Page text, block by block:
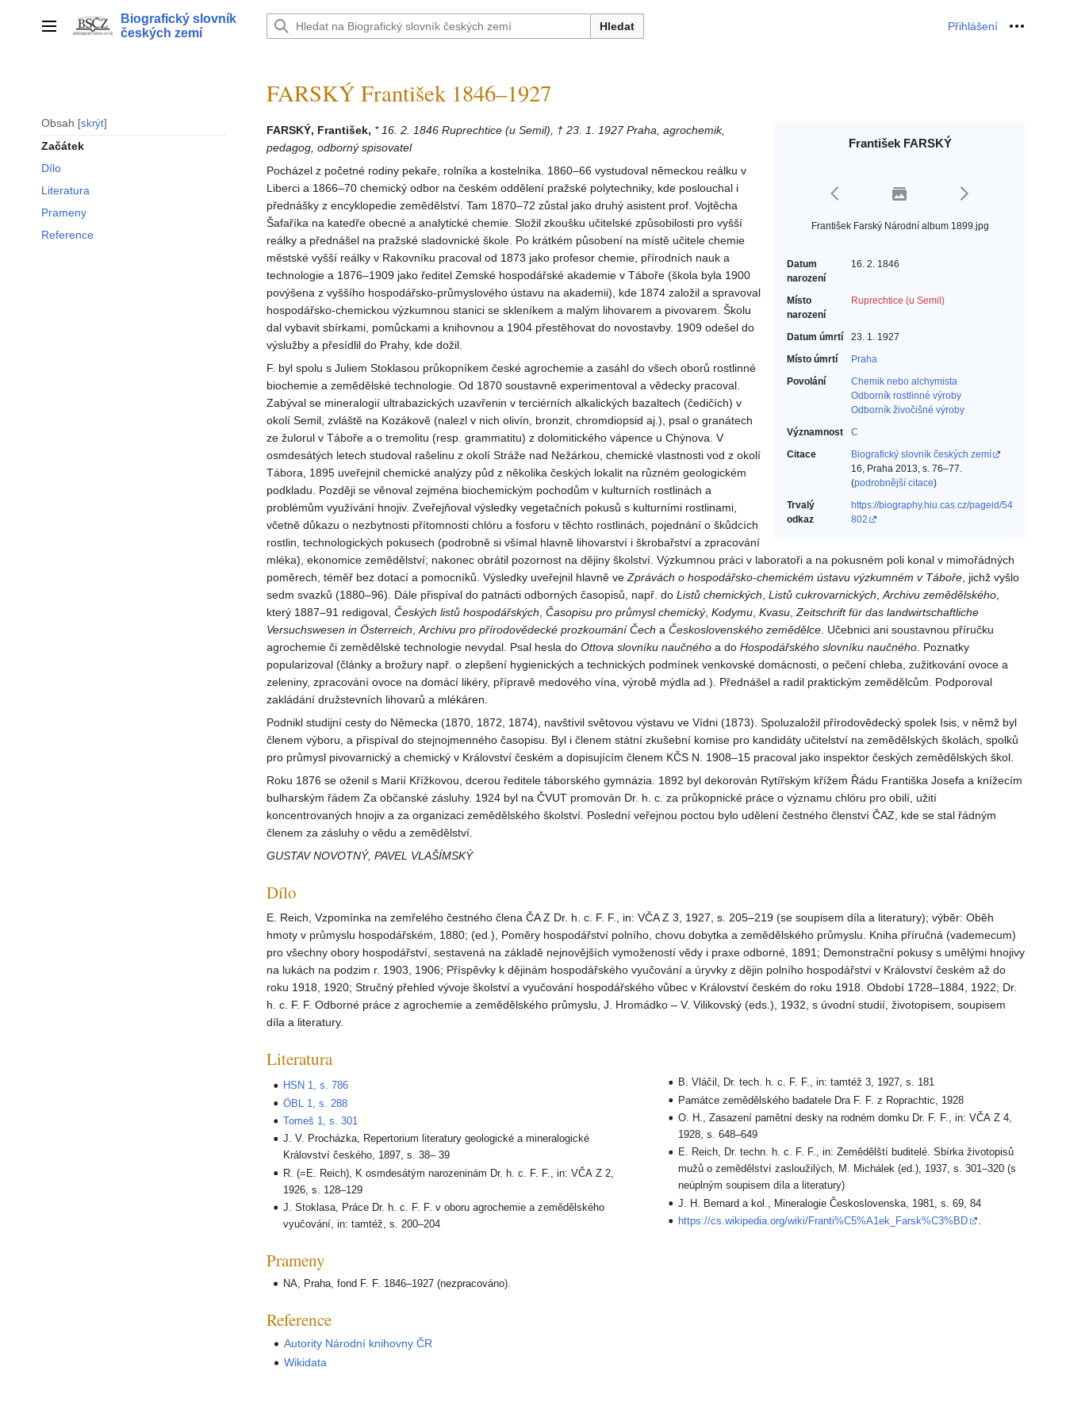
Hlavní menu
Biografický slovník
českých zemí
Hledat Přihlášení Osobní
Obsah skrýt
Začátek
Dílo
Literatura
Prameny
Reference
FARSKÝ František 1846–1927
František FARSKÝ
František Farský Národní album 1899.jpg
Datum
narození
16. 2. 1846
Místo
narození
Ruprechtice (u Semil)
Datum úmrtí
23. 1. 1927
Místo úmrtí
Praha
Povolání
Chemik nebo alchymista‎
Odborník rostlinné výroby‎
Odborník živočišné výroby‎
Významnost
C
Citace
Biografický slovník českých zemí
16, Praha 2013, s. 76–77.
(podrobnější citace)
Trvalý
odkaz
https://biography.hiu.cas.cz/pageid/54
802
FARSKÝ, František, * 16. 2. 1846 Ruprechtice (u Semil), † 23. 1. 1927 Praha, agrochemik,
pedagog, odborný spisovatel
Pocházel z početné rodiny pekaře, rolníka a kostelníka. 1860–66 vystudoval německou reálku v
Liberci a 1866–70 chemický odbor na českém oddělení pražské polytechniky, kde poslouchal i
přednášky z encyklopedie zemědělství. Tam 1870–72 zůstal jako druhý asistent prof. Vojtěcha
Šafaříka na katedře obecné a analytické chemie. Složil zkoušku učitelské způsobilosti pro vyšší
reálky a přednášel na pražské sladovnické škole. Po krátkém působení na místě učitele chemie
městské vyšší reálky v Rakovníku pracoval od 1873 jako profesor chemie, přírodních nauk a
technologie a 1876–1909 jako ředitel Zemské hospodářské akademie v Táboře (škola byla 1900
povýšena z vyššího hospodářsko-průmyslového ústavu na akademii), kde 1874 založil a spravoval
hospodářsko-chemickou výzkumnou stanici se skleníkem a malým lihovarem a pivovarem. Školu
dal vybavit sbírkami, pomůckami a knihovnou a 1904 přestěhovat do novostavby. 1909 odešel do
výslužby a přesídlil do Prahy, kde dožil.
F. byl spolu s Juliem Stoklasou průkopníkem české agrochemie a zasáhl do všech oborů rostlinné
biochemie a zemědělské technologie. Od 1870 soustavně experimentoval a vědecky pracoval.
Zabýval se mineralogií ultrabazických uzavřenin v terciérních alkalických bazaltech (čedičích) v
okolí Semil, zvláště na Kozákově (nalezl v nich olivín, bronzit, chromdiopsid aj.), psal o granátech
ze žulorul v Táboře a o tremolitu (resp. grammatitu) z dolomitického vápence u Chýnova. V
osmdesátých letech studoval rašelinu z okolí Stráže nad Nežárkou, chemické vlastnosti vod z okolí
Tábora, 1895 uveřejnil chemické analýzy půd z několika českých lokalit na různém geologickém
podkladu. Později se věnoval zejména biochemickým pochodům v kulturních rostlinách a
problémům využívání hnojiv. Zveřejňoval výsledky vegetačních pokusů s kulturními rostlinami,
včetně důkazu o nezbytnosti přítomnosti chlóru a fosforu v těchto rostlinách, pojednání o škůdcích
rostlin, technologických pokusech (podrobně si všímal hlavně lihovarství i škrobařství a zpracování
mléka), ekonomice zemědělství; nakonec obrátil pozornost na dějiny školství. Výzkumnou práci v laboratoři a na pokusném poli konal v mimořádných
poměrech, téměř bez dotací a pomocníků. Výsledky uveřejnil hlavně ve Zprávách o hospodářsko-chemickém ústavu výzkumném v Táboře , jichž vyšlo
sedm svazků (1880–96). Dále přispíval do patnácti odborných časopisů, např. do Listů chemických Listů cukrovarnických Archivu zemědělského
který 1887–91 redigoval, Českých listů hospodářských Časopisu pro průmysl chemický, Kodymu Kvasu Zeitschrift für das landwirtschaftliche
Versuchswesen in Österreich Archivu pro přírodovědecké prozkoumání Čech a Československého zemědělce . Učebnici ani soustavnou příručku
agrochemie či zemědělské technologie nevydal. Psal hesla do Ottova slovníku naučného a do Hospodářského slovníku naučného . Poznatky
popularizoval (články a brožury např. o zlepšení hygienických a technických podmínek venkovské domácnosti, o pečení chleba, zužitkování ovoce a
zeleniny, zpracování ovoce na domácí likéry, přípravě medového vína, výrobě mýdla ad.). Přednášel a radil praktickým zemědělcům. Podporoval
zakládání družstevních lihovarů a mlékáren.
Podnikl studijní cesty do Německa (1870, 1872, 1874), navštívil světovou výstavu ve Vídni (1873). Spoluzaložil přírodovědecký spolek Isis, v němž byl
členem výboru, a přispíval do stejnojmenného časopisu. Byl i členem státní zkušební komise pro kandidáty učitelství na zemědělských školách, spolků
pro průmysl pivovarnický a chemický v Království českém a dopisujícím členem KČS N. 1908–15 pracoval jako inspektor českých zemědělských škol.
Roku 1876 se oženil s Marií Křížkovou, dcerou ředitele táborského gymnázia. 1892 byl dekorován Rytířským křížem Řádu Františka Josefa a knížecím
bulharským řádem Za občanské zásluhy. 1924 byl na ČVUT promován Dr. h. c. za průkopnické práce o významu chlóru pro obilí, užití
koncentrovaných hnojiv a za organizaci zemědělského školství. Poslední veřejnou poctou bylo udělení čestného členství ČAZ, kde se stal řádným
členem za zásluhy o vědu a zemědělství.
GUSTAV NOVOTNÝ, PAVEL VLAŠÍMSKÝ
Dílo
E. Reich, Vzpomínka na zemřelého čestného člena ČA Z Dr. h. c. F. F., in: VČA Z 3, 1927, s. 205–219 (se soupisem díla a literatury); výběr: Oběh
hmoty v průmyslu hospodářském, 1880; (ed.), Poměry hospodářství polního, chovu dobytka a zemědělského průmyslu. Kniha příručná (vademecum)
pro všechny obory hospodářství, sestavená na základě nejnovějších vymožeností vědy i praxe odborné, 1891; Demonstrační pokusy s umělými hnojivy
na lukách na podzim r. 1903, 1906; Příspěvky k dějinám hospodářského vyučování a úryvky z dějin polního hospodářství v Království českém až do
roku 1918, 1920; Stručný přehled vývoje školství a vyučování hospodářského vůbec v Království českém do roku 1918. Období 1728–1884, 1922; Dr.
h. c. F. F. Odborné práce z agrochemie a zemědělského průmyslu, J. Hromádko – V. Vilikovský (eds.), 1932, s úvodní studií, životopisem, soupisem
díla a literatury.
Literatura
HSN 1, s. 786
ÖBL 1, s. 288
Tomeš 1, s. 301
J. V. Procházka, Repertorium literatury geologické a mineralogické
Království českého, 1897, s. 38– 39
R. (=E. Reich), K osmdesátým narozeninám Dr. h. c. F. F., in: VČA Z 2,
1926, s. 128–129
J. Stoklasa, Práce Dr. h. c. F. F. v oboru agrochemie a zemědělského
vyučování, in: tamtéž, s. 200–204
B. Vláčil, Dr. tech. h. c. F. F., in: tamtéž 3, 1927, s. 181
Památce zemědělského badatele Dra F. F. z Roprachtic, 1928
O. H., Zasazení pamětní desky na rodném domku Dr. F. F., in: VČA Z 4,
1928, s. 648–649
E. Reich, Dr. techn. h. c. F. F., in: Zemědělští buditelé. Sbírka životopisů
mužů o zemědělství zasloužilých, M. Michálek (ed.), 1937, s. 301–320 (s
neúplným soupisem díla a literatury)
J. H. Bernard a kol., Mineralogie Československa, 1981, s. 69, 84
https://cs.wikipedia.org/wiki/Franti%C5%A1ek_Farsk%C3%BD
Prameny
NA, Praha, fond F. F. 1846–1927 (nezpracováno).
Reference
Autority Národní knihovny ČR
Wikidata